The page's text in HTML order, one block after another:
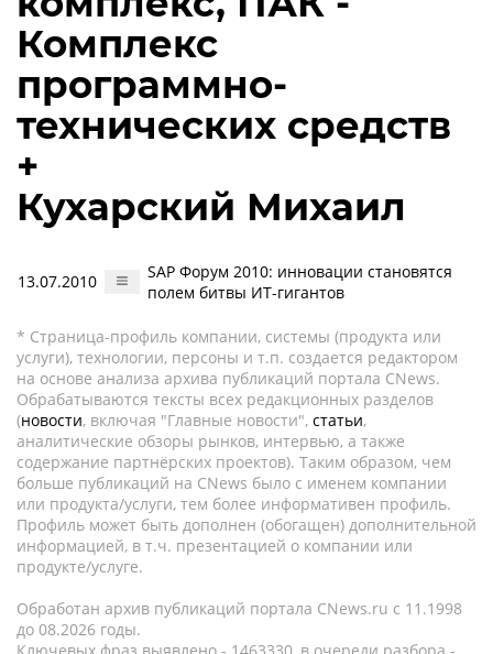
Комплекс
программно-
технических средств
+
Кухарский Михаил
13.07.2010
SAP Форум 2010: инновации становятся
полем битвы ИТ-гигантов
* Страница-профиль компании, системы (продукта или
услуги), технологии, персоны и т.п. создается редактором
на основе анализа архива публикаций портала CNews.
Обрабатываются тексты всех редакционных разделов
(новости, включая "Главные новости", статьи,
аналитические обзоры рынков, интервью, а также
содержание партнёрских проектов). Таким образом, чем
больше публикаций на CNews было с именем компании
или продукта/услуги, тем более информативен профиль.
Профиль может быть дополнен (обогащен) дополнительной
информацией, в т.ч. презентацией о компании или
продукте/услуге.
Обработан архив публикаций портала CNews.ru c 11.1998
до 08.2026 годы.